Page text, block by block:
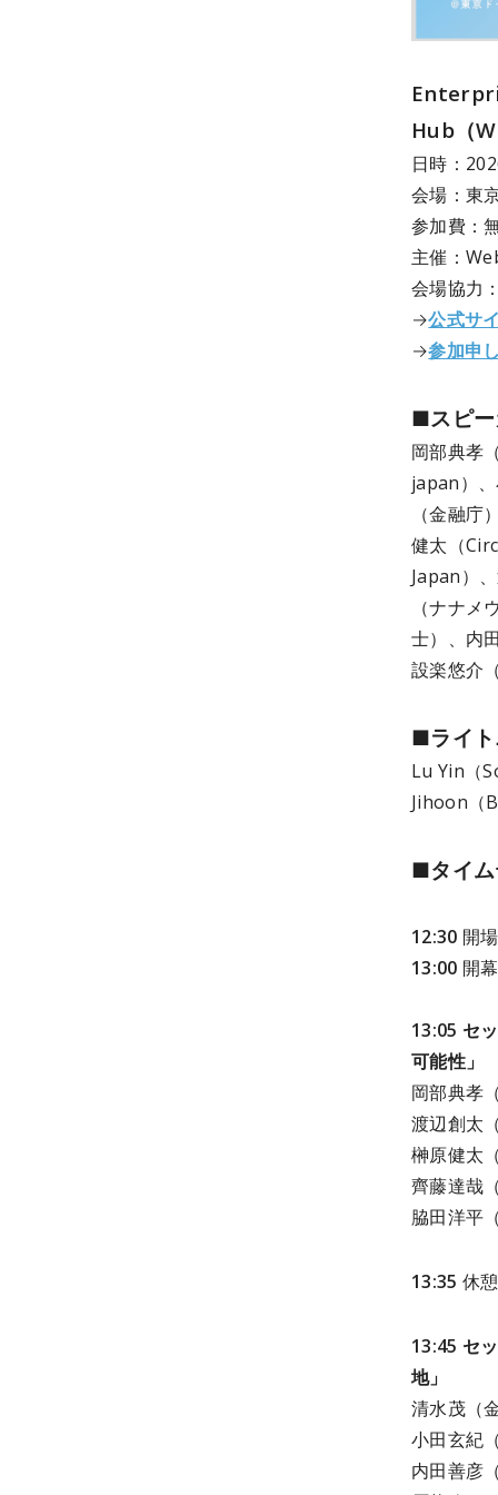
Hub（
日時：
会場：東
参加費：
主催：
会場協力
→公式サ
→参加申
■スピ
岡部典孝
japan）、
（金融庁
健太（
Japan）
（ナナ
士）、内
設楽悠介
■ライト
Lu Yin（
Jihoon（
■タイ
12:30 開
13:00 開
13:05 セ
可能性」
岡部典孝
渡辺創太
榊原健太
齊藤達哉
脇田洋平
13:35 休憩
13:45 セ
地」
清水茂（
小田玄紀
内田善彦